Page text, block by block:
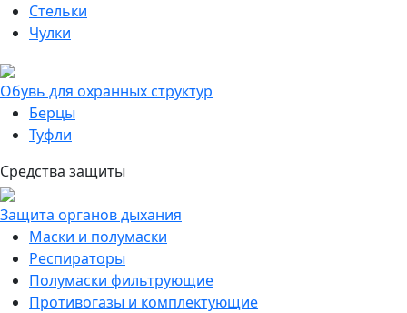
Стельки
Чулки
Обувь для охранных структур
Берцы
Туфли
Средства защиты
Защита органов дыхания
Маски и полумаски
Респираторы
Полумаски фильтрующие
Противогазы и комплектующие